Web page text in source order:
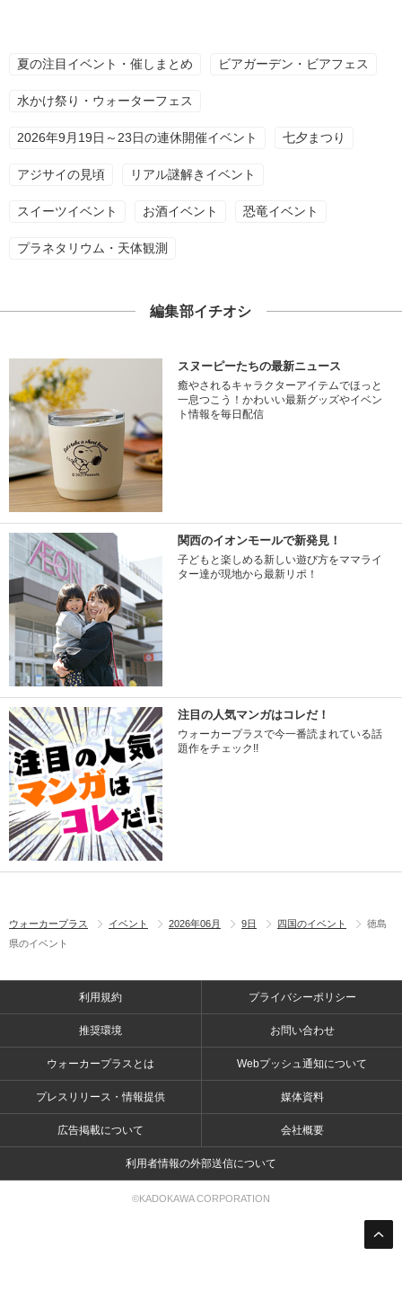
夏の注目イベント・催しまとめ ビアガーデン・ビアフェス
水かけ祭り・ウォーターフェス
2026年9月19日～23日の連休開催イベント 七夕まつり
アジサイの見頃 リアル謎解きイベント
スイーツイベント お酒イベント 恐竜イベント
プラネタリウム・天体観測
編集部イチオシ
スヌーピーたちの最新ニュース
癒やされるキャラクターアイテムでほっと
一息つこう！かわいい最新グッズやイベン
ト情報を毎日配信
関西のイオンモールで新発見！
子どもと楽しめる新しい遊び方をママライ
ター達が現地から最新リポ！
注目の人気マンガはコレだ！
ウォーカープラスで今一番読まれている話
題作をチェック!!
ウォーカープラス イベント 2026年06月 9日 四国のイベント
徳島
県のイベント
利用規約 プライバシーポリシー
推奨環境 お問い合わせ
ウォーカープラスとは Webプッシュ通知について
プレスリリース・情報提供 媒体資料
広告掲載について 会社概要
利用者情報の外部送信について
©KADOKAWA CORPORATION